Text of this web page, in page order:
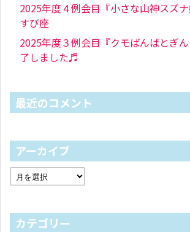
2025年度４例会目『小さな山神スズ
すび座
2025年度３例会目『クモばんばとぎ
了しました♬
最近のコメント
アーカイブ
カテゴリー